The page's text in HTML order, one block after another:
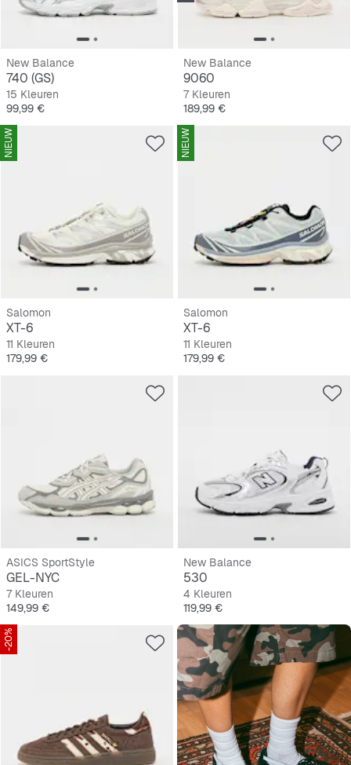
New Balance
740 (GS)
15 Kleuren
Prijs
99,99 €
New Balance
9060
7 Kleuren
Prijs
189,99 €
NIEUW
Salomon
XT-6
11 Kleuren
Prijs
179,99 €
NIEUW
Salomon
XT-6
11 Kleuren
Prijs
179,99 €
ASICS SportStyle
GEL-NYC
7 Kleuren
Prijs
149,99 €
New Balance
530
4 Kleuren
Prijs
119,99 €
-20%